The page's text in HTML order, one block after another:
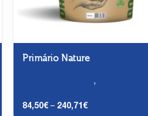
Primário Nature
,
84,50€ – 240,71€